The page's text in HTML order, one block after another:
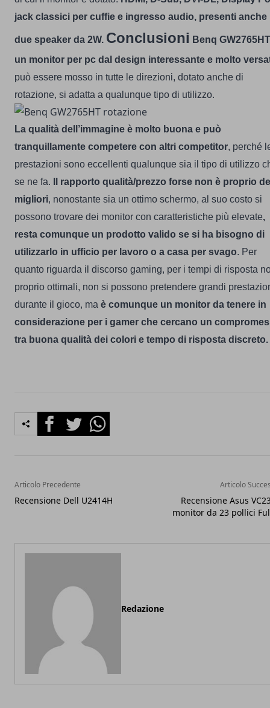
jack classici per cuffie e ingresso audio, presenti anche
due speaker da 2W. Conclusioni Benq
un monitor per pc dal design interessante e molto
può essere mosso in tutte le direzioni, dotato anche di
rotazione, si adatta a qualunque tipo di utilizzo.
La qualità dell’immagine è molto buona e può
tranquillamente competere con altri competitor, perché
prestazioni sono eccellenti qualunque sia il tipo di utilizzo
se ne fa.
Il rapporto qualità/prezzo forse non è proprio
migliori, nonostante sia un ottimo schermo, al suo costo si
possono trovare dei monitor con caratteristiche più elevate,
resta comunque un prodotto valido se si ha bisogno di
utilizzarlo in ufficio per lavoro o a casa per svago. Per
quanto riguarda il discorso gaming, per i tempi di risposta
proprio ottimali, non si possono pretendere grandi
durante il gioco, ma è comunque un monitor da tenere in
considerazione per i gamer che cercano un
tra buona qualità dei colori e tempo di risposta discreto.
FacebookTwitterWhatsapp
Articolo Precedente
Recensione Dell U2414H
Articolo
Recensione Asus
monitor da 23 pollici
Redazione